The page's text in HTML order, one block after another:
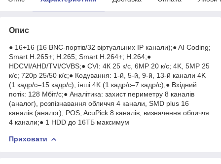
Опис
● 16+16 (16 BNC-портів/32 віртуальних IP канали);● AI Coding;
Smart H.265+; H.265; Smart H.264+; H.264;●
HDCVI/AHD/TVI/CVBS;● CVI: 4К 25 к/с, 6MP 20 к/с; 4K, 5MP 25
к/с; 720p 25/50 к/с;● Кодування: 1-й, 5-й, 9-й, 13-й канали 4K
(1 кадр/с–15 кадр/с), інші 4K (1 кадр/с–7 кадр/с);● Вхідний
потік: 128 Мбіт/с;● Аналітика: захист периметру 8 каналів
(аналог), розпізнавання обличчя 4 канали, SMD plus 16
каналів (аналог), POS, AcuPick 8 каналів, визначення обличчя
4 канали;● 1 HDD до 16ТБ максимум
Приховати